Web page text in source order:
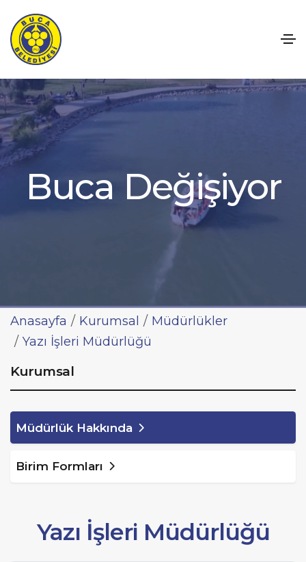
Buca Değişiyor
Anasayfa Kurumsal
Müdürlükler
Yazı İşleri Müdürlüğü
Kurumsal
Müdürlük Hakkında
Birim Formları
Yazı İşleri Müdürlüğü